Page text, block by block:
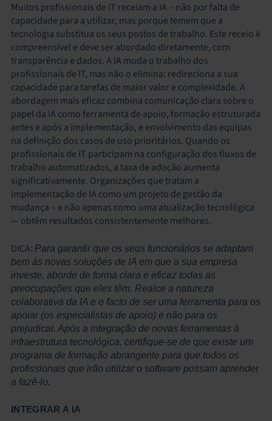
Muitos profissionais de IT receiam a IA – não por falta de
capacidade para a utilizar, mas porque temem que a
tecnologia substitua os seus postos de trabalho. Este receio é
compreensível e deve ser abordado diretamente, com
transparência e dados. A IA muda o trabalho dos
profissionais de IT, mas não o elimina: redireciona a sua
capacidade para tarefas de maior valor e complexidade. A
abordagem mais eficaz combina comunicação clara sobre o
papel da IA como ferramenta de apoio, formação estruturada
antes e após a implementação, e envolvimento das equipas
na definição dos casos de uso prioritários. Quando os
profissionais de IT participam na configuração dos fluxos de
trabalho automatizados, a taxa de adoção aumenta
significativamente. Organizações que tratam a
implementação de IA como um projeto de gestão da
mudança – e não apenas como uma atualização tecnológica
— obtêm resultados consistentemente melhores.
DICA: Para garantir que os seus funcionários se adaptam
bem às novas soluções de IA em que a sua empresa
investe, aborde de forma clara e eficaz todas as
preocupações que eles têm. Realce a natureza
colaborativa da IA e o facto de ser uma ferramenta para os
apoiar (os especialistas de apoio) e não para os
prejudicar. Após a integração de novas ferramentas à
infraestrutura tecnológica, certifique-se de que existe um
programa de formação abrangente para que todos os
profissionais que irão utilizar o software possam aprender
a fazê-lo.
INTEGRAR A IA